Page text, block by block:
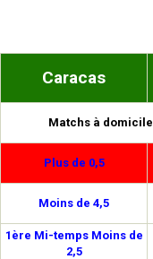
Caracas
Matchs à domicile
Plus de 0,5
Moins de 4,5
1ère Mi-temps Moins de
2,5